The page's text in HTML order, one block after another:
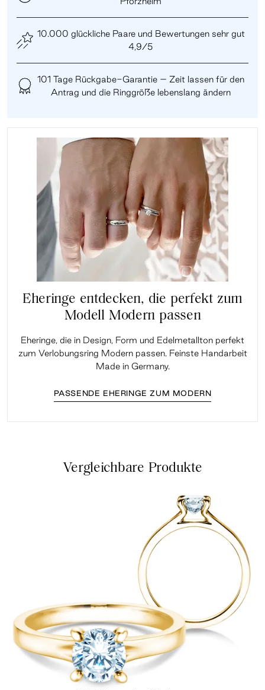
10.000 glückliche Paare und Bewertungen sehr gut
4,9/5
101 Tage Rückgabe-Garantie – Zeit lassen für den
Antrag und die Ringgröße lebenslang ändern
Eheringe entdecken, die perfekt zum
Modell Modern passen
Eheringe, die in Design, Form und Edelmetallton perfekt
zum Verlobungsring Modern passen. Feinste Handarbeit
Made in Germany.
PASSENDE EHERINGE ZUM MODERN
Vergleichbare Produkte